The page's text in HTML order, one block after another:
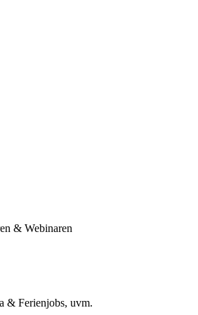
& Webinaren
& Ferienjobs, uvm.